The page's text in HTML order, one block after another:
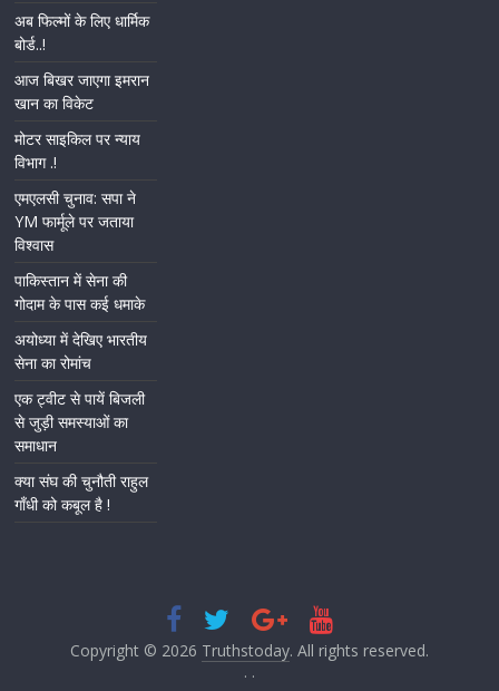
अब फिल्मों के लिए धार्मिक
बोर्ड..!
आज बिखर जाएगा इमरान
खान का विकेट
मोटर साइकिल पर न्याय
विभाग .!
एमएलसी चुनाव: सपा ने
YM फार्मूले पर जताया
विश्वास
पाकिस्तान में सेना की
गोदाम के पास कई धमाके
अयोध्या में देखिए भारतीय
सेना का रोमांच
एक ट्वीट से पायें बिजली
से जुड़ी समस्याओं का
समाधान
क्या संघ की चुनौती राहुल
गाँधी को कबूल है !
Copyright © 2026 Truthstoday. All rights reserved.
. .